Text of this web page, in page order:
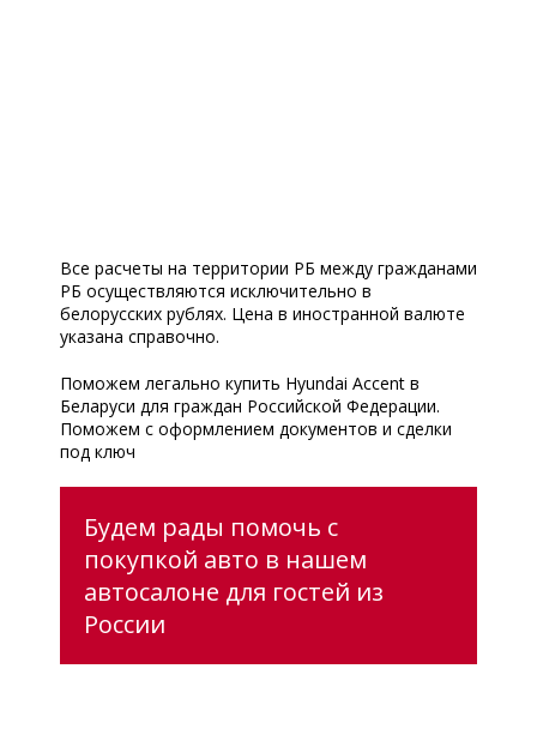
Все расчеты на территории РБ между гражданами
РБ осуществляются исключительно в
белорусских рублях. Цена в иностранной валюте
указана справочно.
Поможем легально купить Hyundai Accent в
Беларуси для граждан Российской Федерации.
Поможем с оформлением документов и сделки
под ключ
Будем рады помочь с
покупкой авто в нашем
автосалоне для гостей из
России